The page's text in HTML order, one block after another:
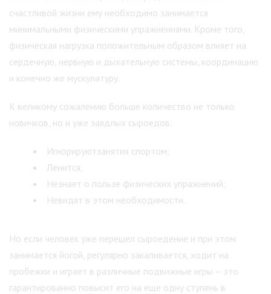
счастливой жизни ему необходимо занимается
минимальными физическими упражнениями. Кроме того,
физическая нагрузка положительным образом влияет на
сердечную, нервную и дыхательную системы, координацию
и конечно же мускулатуру.
К великому сожалению больше количество не только
новичков, но и уже заядлых сыроедов:
Игнорируютзанятия спортом;
Ленится;
Незнает о пользе физических упражнений;
Невидят в этом необходимости.
Но если человек уже перешел сыроедение и при этом
занимается йогой, регулярно закаливается, ходит на
пробежки и играет в различные подвижные игры – это
гарантированно повысит его на еще одну ступень в